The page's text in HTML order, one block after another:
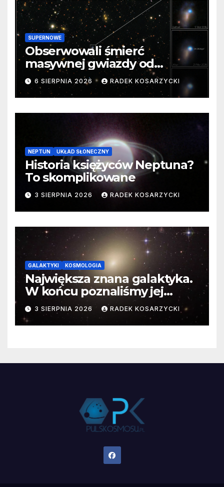
SUPERNOWE
Obserwowali śmierć
masywnej gwiazdy od
samego początku. Niezwykle
cenne dane
6 SIERPNIA 2026 RADEK KOSARZYCKI
NEPTUN UKŁAD SŁONECZNY
Historia księżyców Neptuna?
To skomplikowane
3 SIERPNIA 2026 RADEK KOSARZYCKI
GALAKTYKI KOSMOLOGIA
Największa znana galaktyka.
W końcu poznaliśmy jej
faktyczne wymiary
3 SIERPNIA 2026 RADEK KOSARZYCKI